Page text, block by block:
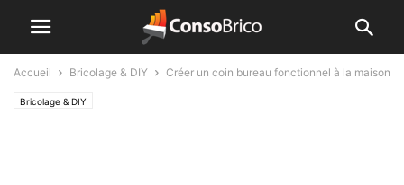
Accueil Bricolage & DIY Créer un coin bureau fonctionnel à la maison
Bricolage & DIY